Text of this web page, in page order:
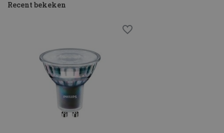
Recent bekeken